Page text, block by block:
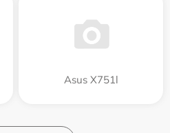
Asus X751l